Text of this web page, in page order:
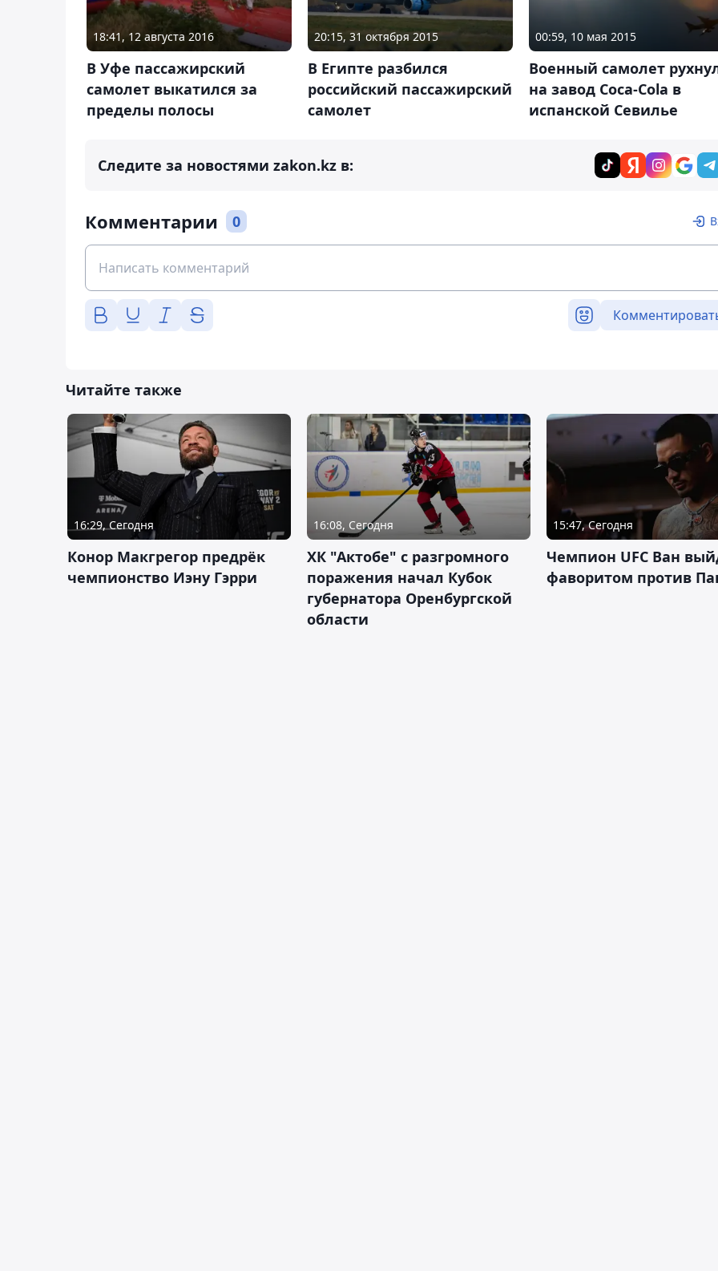
18:41, 12 августа 2016
В Уфе пассажирский
самолет выкатился за
пределы полосы
20:15, 31 октября 2015
В Египте разбился
российский пассажирский
самолет
00:59, 10 мая 2015
Военный самолет
на завод Coca-Cola в
испанской Севилье
Следите за новостями zakon.kz в:
Комментарии 0
Читайте также
16:29, Сегодня
Конор Макгрегор предрёк
чемпионство Иэну Гэрри
16:08, Сегодня
ХК "Актобе" с разгромного
поражения начал Кубок
губернатора Оренбургской
области
15:47, Сегодня
Чемпион UFC Ван
фаворитом против